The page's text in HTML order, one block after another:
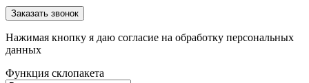
Заказать звонок
Нажимая кнопку я даю согласие на обработку персональных
данных
Функция склопакета